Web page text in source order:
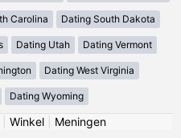
Carolina Dating South Dakota
Dating Utah Dating Vermont
Dating West Virginia
Dating Wyoming
Winkel| Meningen